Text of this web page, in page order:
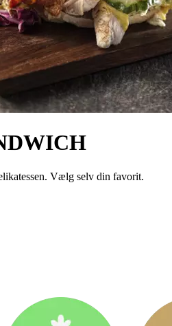
Vælg selv din favorit.